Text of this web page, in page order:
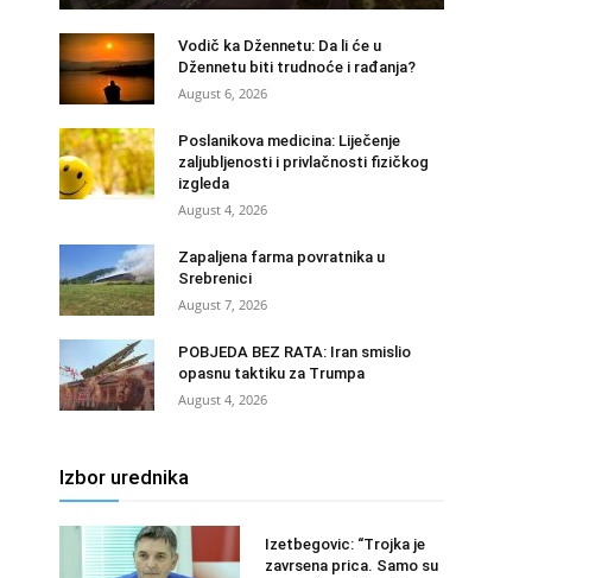
Vodič ka Džennetu: Da li će u
Džennetu biti trudnoće i rađanja?
August 6, 2026
Poslanikova medicina: Liječenje
zaljubljenosti i privlačnosti fizičkog
izgleda
August 4, 2026
Zapaljena farma povratnika u
Srebrenici
August 7, 2026
POBJEDA BEZ RATA: Iran smislio
opasnu taktiku za Trumpa
August 4, 2026
Izbor urednika
Izetbegovic: “Trojka je
zavrsena prica. Samo su